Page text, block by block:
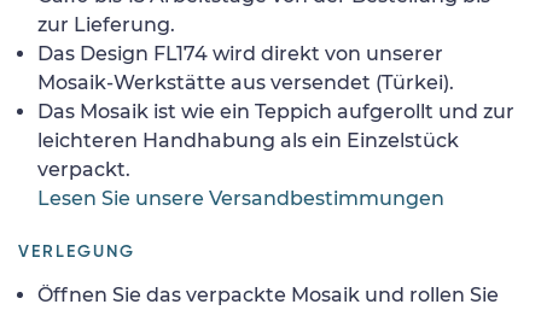
zur Lieferung.
Das Design FL174 wird direkt von unserer
Mosaik-Werkstätte aus versendet (Türkei).
Das Mosaik ist wie ein Teppich aufgerollt und zur
leichteren Handhabung als ein Einzelstück
verpackt.
Lesen Sie unsere Versandbestimmungen
VERLEGUNG
Öffnen Sie das verpackte Mosaik und rollen Sie